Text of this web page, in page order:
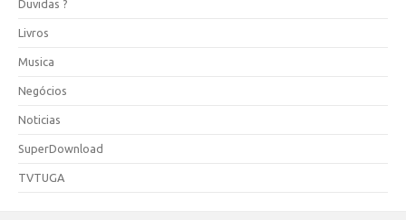
Duvidas ?
Livros
Musica
Negócios
Noticias
SuperDownload
TVTUGA